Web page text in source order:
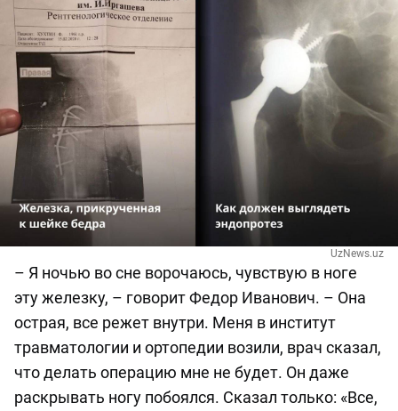
UzNews.uz
– Я ночью во сне ворочаюсь, чувствую в ноге
эту железку, – говорит Федор Иванович. – Она
острая, все режет внутри. Меня в институт
травматологии и ортопедии возили, врач сказал,
что делать операцию мне не будет. Он даже
раскрывать ногу побоялся. Сказал только: «Все,